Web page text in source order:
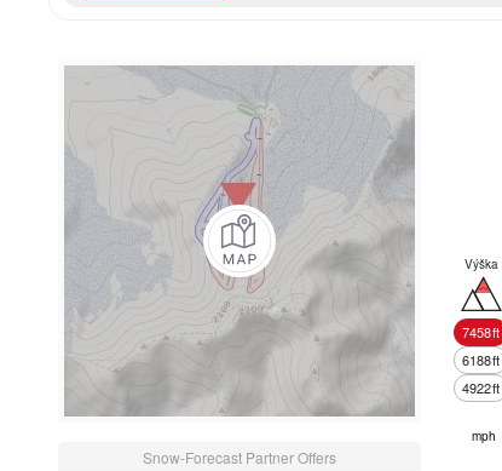
Snow-Forecast Partner Offers
Výška
7458ft
6188ft
4922ft
mph